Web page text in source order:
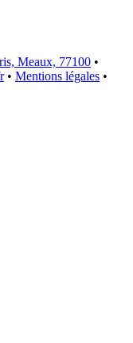
Meaux, 77100 •
• Mentions légales •